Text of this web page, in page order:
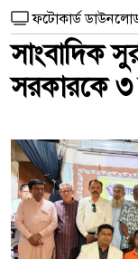
ফটোকার্ড
সাংবাদিক
সরকারকে ৩